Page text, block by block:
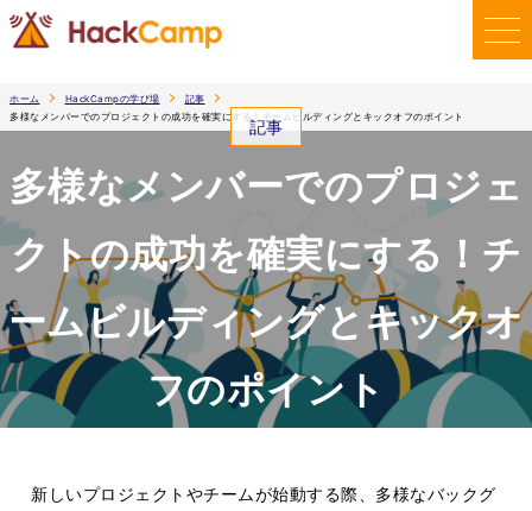
ホーム HackCampの学び場
記事
多様なメンバーでのプロジェクトの成功を確実にする！チームビルディングとキックオフのポイント
記事
多様なメンバーでのプロジェ
クトの成功を確実にする！チ
ームビルディングとキックオ
フのポイント
新しいプロジェクトやチームが始動する際、多様なバックグ